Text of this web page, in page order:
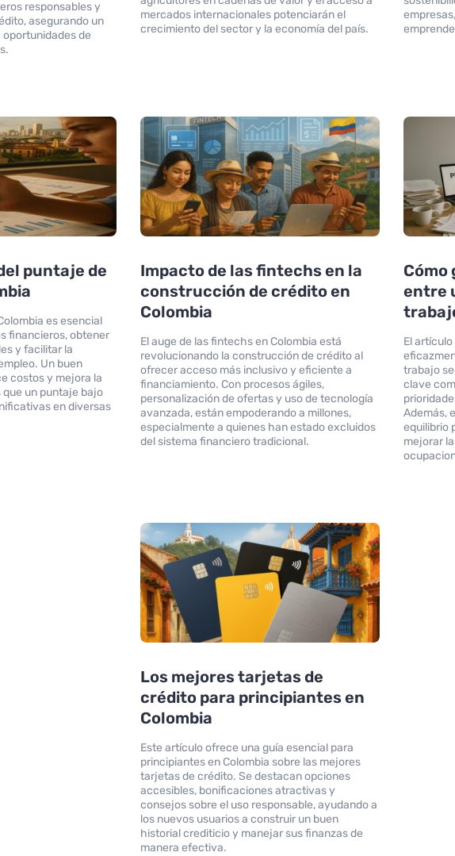
responsables y
asegurando un
de
mercados internacionales potenciarán el
crecimiento del sector y la economía del país.
puntaje de
es esencial
financieros, obtener
y facilitar la
Un buen
costos y mejora la
un puntaje bajo
en diversas
Impacto de las fintechs en la
construcción de crédito en
Colombia
El auge de las fintechs en Colombia está
revolucionando la construcción de crédito al
ofrecer acceso más inclusivo y eficiente a
financiamiento. Con procesos ágiles,
personalización de ofertas y uso de tecnología
avanzada, están empoderando a millones,
especialmente a quienes han estado excluidos
del sistema financiero tradicional.
Cómo
entre
El
trabajo
clave
Además,
equilibrio
mejorar
Los mejores tarjetas de
crédito para principiantes en
Colombia
Este artículo ofrece una guía esencial para
principiantes en Colombia sobre las mejores
tarjetas de crédito. Se destacan opciones
accesibles, bonificaciones atractivas y
consejos sobre el uso responsable, ayudando a
los nuevos usuarios a construir un buen
historial crediticio y manejar sus finanzas de
manera efectiva.